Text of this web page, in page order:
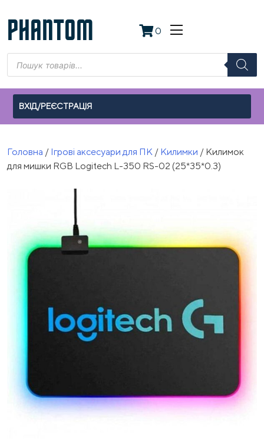
to
content
PHANTOM 0
Пошук
товарів
ВХІД/РЕЄСТРАЦІЯ
Головна / Ігрові аксесуари для ПК / Килимки / Килимок
для мишки RGB Logitech L-350 RS-02 (25*35*0.3)